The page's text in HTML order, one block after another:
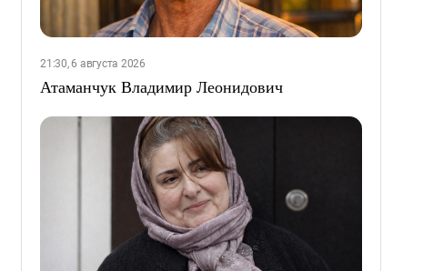
21:30, 6 августа 2026
Атаманчук Владимир Леонидович